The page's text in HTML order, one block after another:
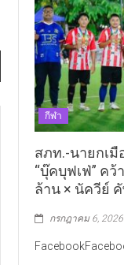
กีฬา
สภท.-นายกเ
“บุ๊คบุฟเฟ่” คว้
ล้าน × นัควีย์ คั
กรกฎาคม 6, 2026